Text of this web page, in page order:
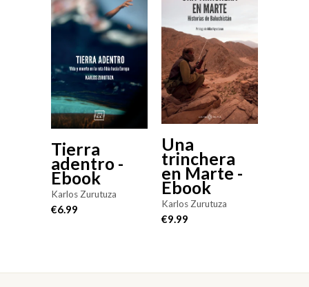
Tierra
adentro -
Ebook
Karlos Zurutuza
€6.99
Una
trinchera
en Marte -
Ebook
Karlos Zurutuza
€9.99